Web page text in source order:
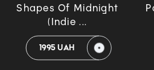
Shapes Of Midnight
(Indie ...
1995 UAH